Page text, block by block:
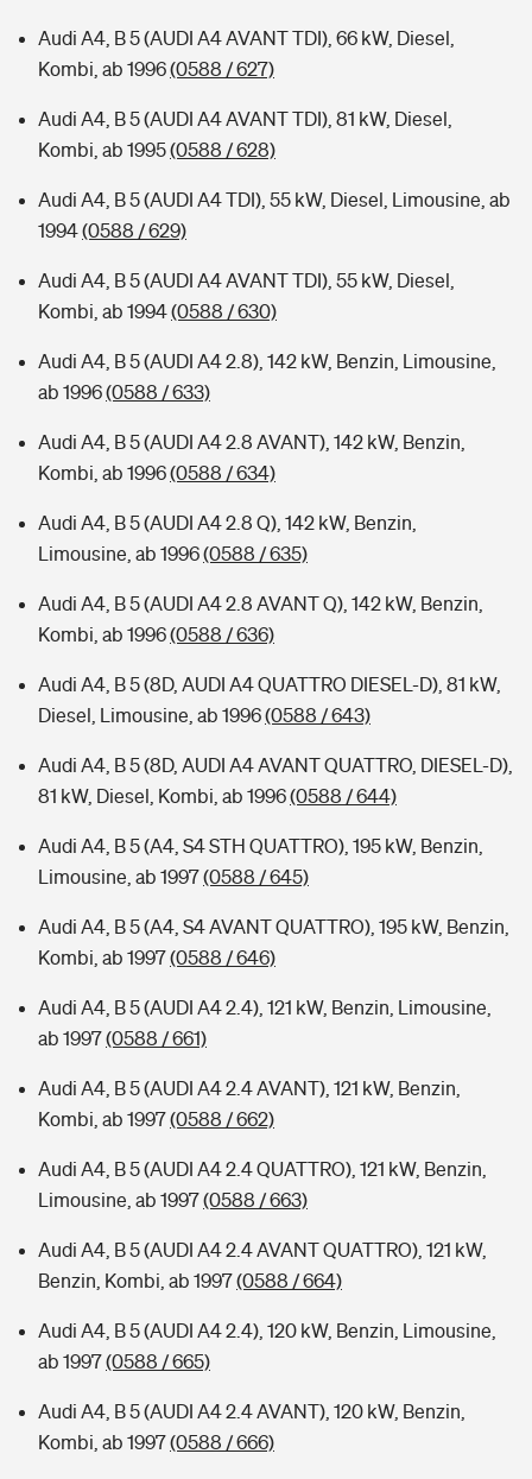
Audi A4, B 5 (AUDI A4 AVANT TDI), 66 kW, Diesel,
Kombi, ab 1996(0588 / 627)
Audi A4, B 5 (AUDI A4 AVANT TDI), 81 kW, Diesel,
Kombi, ab 1995(0588 / 628)
Audi A4, B 5 (AUDI A4 TDI), 55 kW, Diesel, Limousine, ab
1994(0588 / 629)
Audi A4, B 5 (AUDI A4 AVANT TDI), 55 kW, Diesel,
Kombi, ab 1994(0588 / 630)
Audi A4, B 5 (AUDI A4 2.8), 142 kW, Benzin, Limousine,
ab 1996(0588 / 633)
Audi A4, B 5 (AUDI A4 2.8 AVANT), 142 kW, Benzin,
Kombi, ab 1996(0588 / 634)
Audi A4, B 5 (AUDI A4 2.8 Q), 142 kW, Benzin,
Limousine, ab 1996(0588 / 635)
Audi A4, B 5 (AUDI A4 2.8 AVANT Q), 142 kW, Benzin,
Kombi, ab 1996(0588 / 636)
Audi A4, B 5 (8D, AUDI A4 QUATTRO DIESEL-D), 81 kW,
Diesel, Limousine, ab 1996(0588 / 643)
Audi A4, B 5 (8D, AUDI A4 AVANT QUATTRO, DIESEL-D),
81 kW, Diesel, Kombi, ab 1996(0588 / 644)
Audi A4, B 5 (A4, S4 STH QUATTRO), 195 kW, Benzin,
Limousine, ab 1997(0588 / 645)
Audi A4, B 5 (A4, S4 AVANT QUATTRO), 195 kW, Benzin,
Kombi, ab 1997(0588 / 646)
Audi A4, B 5 (AUDI A4 2.4), 121 kW, Benzin, Limousine,
ab 1997(0588 / 661)
Audi A4, B 5 (AUDI A4 2.4 AVANT), 121 kW, Benzin,
Kombi, ab 1997(0588 / 662)
Audi A4, B 5 (AUDI A4 2.4 QUATTRO), 121 kW, Benzin,
Limousine, ab 1997(0588 / 663)
Audi A4, B 5 (AUDI A4 2.4 AVANT QUATTRO), 121 kW,
Benzin, Kombi, ab 1997(0588 / 664)
Audi A4, B 5 (AUDI A4 2.4), 120 kW, Benzin, Limousine,
ab 1997(0588 / 665)
Audi A4, B 5 (AUDI A4 2.4 AVANT), 120 kW, Benzin,
Kombi, ab 1997(0588 / 666)